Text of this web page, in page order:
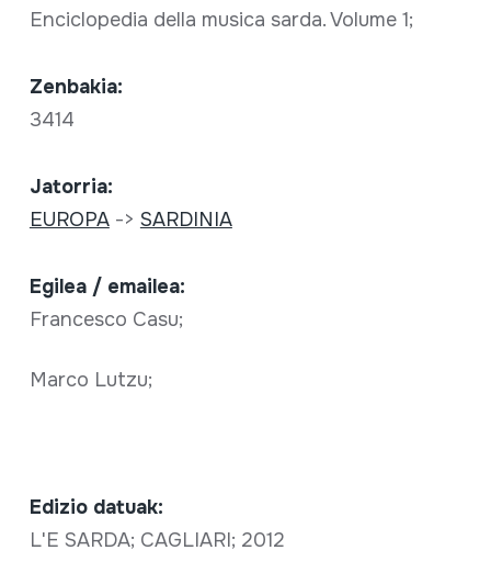
Enciclopedia della musica sarda. Volume 1;
Zenbakia:
3414
Jatorria:
EUROPA-> SARDINIA
Egilea / emailea:
Francesco Casu;
Marco Lutzu;
Edizio datuak:
L'E SARDA; CAGLIARI; 2012